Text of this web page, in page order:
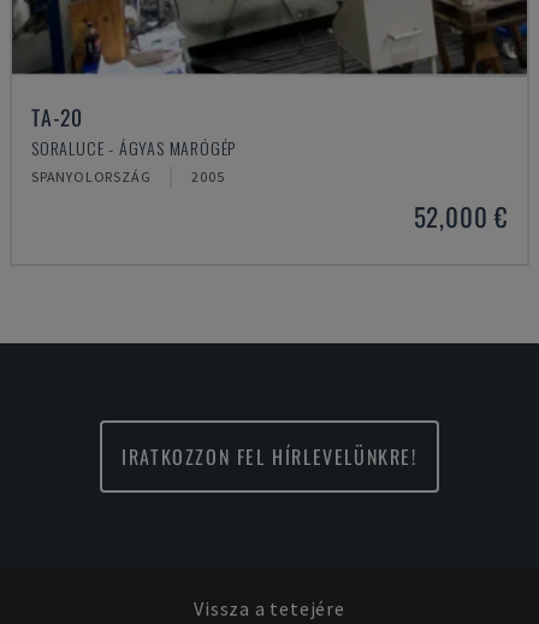
TA-20
SORALUCE - ÁGYAS MARÓGÉP
SPANYOLORSZÁG 2005
52,000 €
IRATKOZZON FEL HÍRLEVELÜNKRE!
Vissza a tetejére